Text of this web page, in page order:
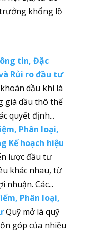
khổng lồ
tin, Đặc
Rủi ro đầu tư
dầu khí là
giá dầu thô thế
quyết định...
Phân loại,
Kế hoạch hiệu
lược đầu tư
khác nhau, từ
nhuận. Các...
Phân loại,
Quỹ mở là quỹ
góp của nhiều